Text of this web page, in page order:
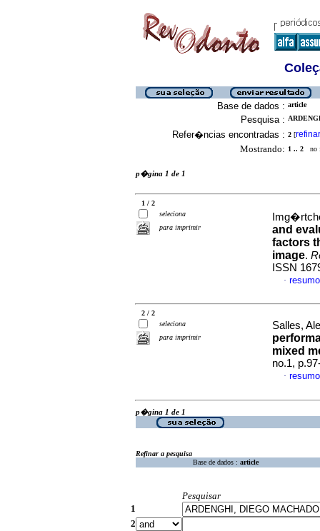
Base de dados : article
Pesquisa :
Refer�ncias encontradas : 2 [refinar
Mostrando: 1 .. 2 no
p�gina 1 de 1
1 / 2
seleciona
para imprimir
and
factors
image.
ISSN
·
2 / 2
seleciona
para imprimir
Salles,
mixed
no.1,
·
p�gina 1 de 1
Refinar a pesquisa
Base de dados : article
Pesquisar
1
2